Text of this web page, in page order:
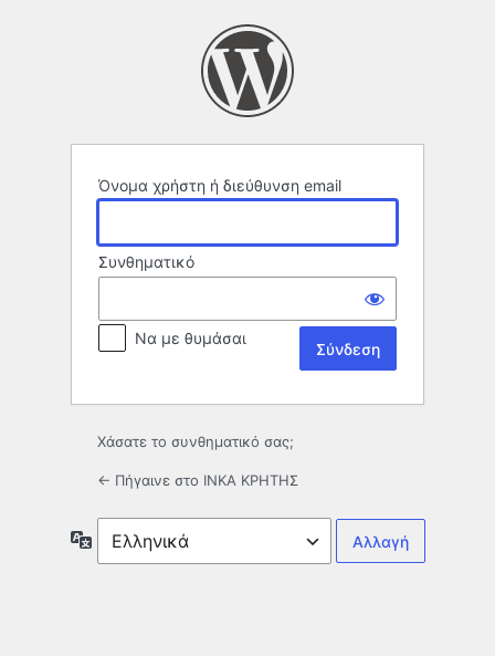
Όνομα χρήστη ή διεύθυνση email
Συνθηματικό
Να με θυμάσαι
Χάσατε το συνθηματικό σας;
← Πήγαινε στο ΙΝΚΑ ΚΡΗΤΗΣ
Γλώσσα